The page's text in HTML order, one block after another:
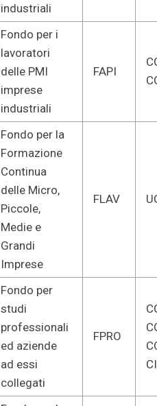
industriali
Fondo per i
lavoratori
delle PMI
imprese
industriali
FAPI
Fondo per la
Formazione
Continua
delle Micro,
Piccole,
Medie e
Grandi
Imprese
FLAV
Fondo per
studi
professionali
ed aziende
ad essi
collegati
FPRO